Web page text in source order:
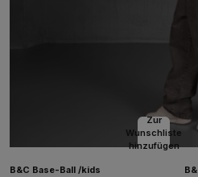
Zur
Wunschliste
hinzufügen
B&C Base-Ball /kids